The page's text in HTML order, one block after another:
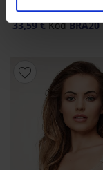
41,99 €
33,59 €KodBRA20